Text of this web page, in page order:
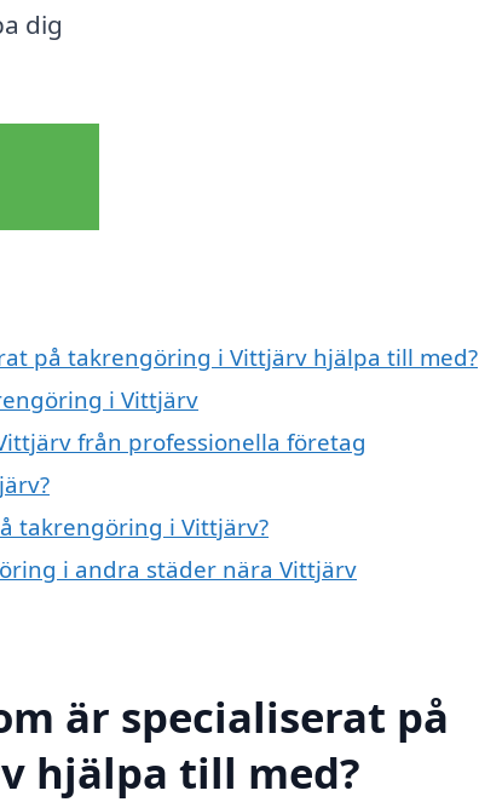
dig
på takrengöring i Vittjärv hjälpa till med?
i Vittjärv
från professionella företag
takrengöring i Vittjärv?
i andra städer nära Vittjärv
är specialiserat på
hjälpa till med?